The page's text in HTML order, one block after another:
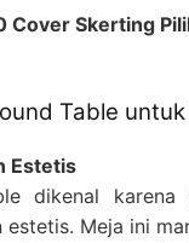
Cover Skerting
Table
Estetis
dikenal karena
estetis. Meja ini